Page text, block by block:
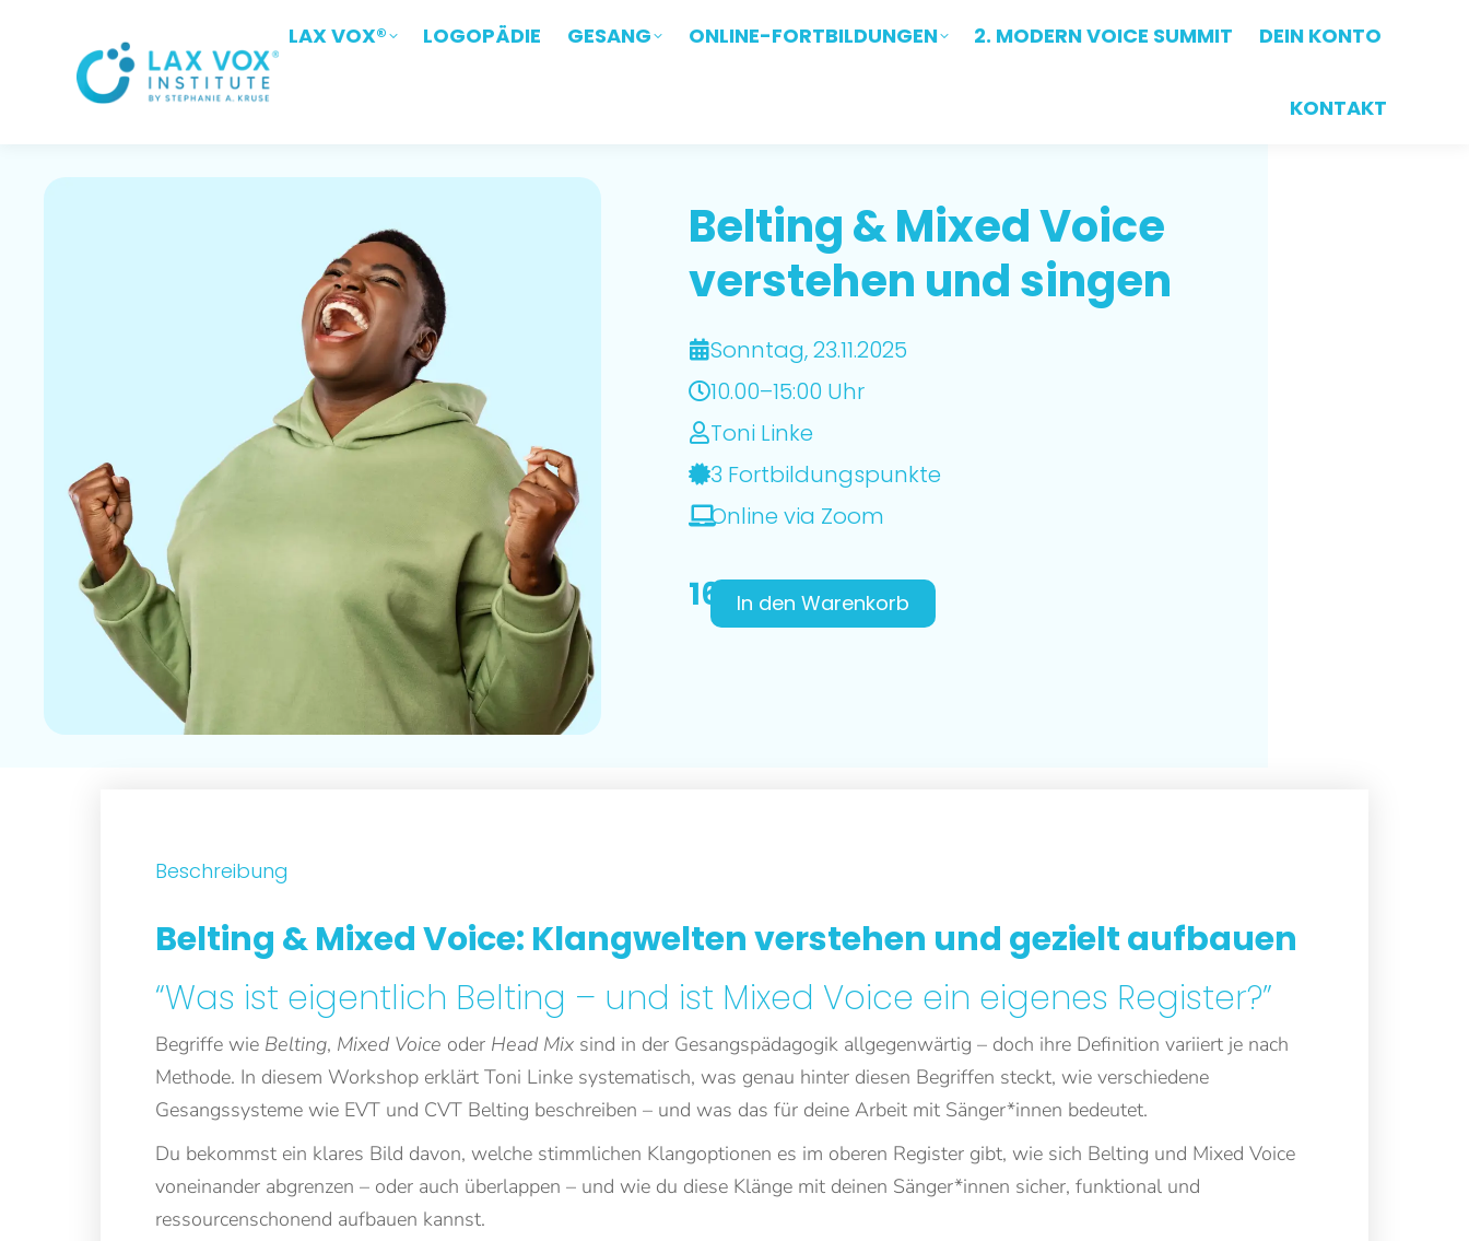
LAX VOX® LOGOPÄDIE GESANG ONLINE-FORTBILDUNGEN 2. MODERN VOICE SUMMIT DEIN KONTO
KONTAKT
Belting & Mixed Voice
verstehen und singen
Sonntag, 23.11.2025
10.00–15:00 Uhr
Toni Linke
3 Fortbildungspunkte
Online via Zoom
165,00€
In den Warenkorb
Beschreibung
Belting & Mixed Voice: Klangwelten verstehen und gezielt aufbauen
“Was ist eigentlich Belting – und ist Mixed Voice ein eigenes Register?”
Begriffe wie Belting, Mixed Voice oder Head Mix sind in der Gesangspädagogik allgegenwärtig – doch ihre Definition variiert je nach
Methode. In diesem Workshop erklärt Toni Linke systematisch, was genau hinter diesen Begriffen steckt, wie verschiedene
Gesangssysteme wie EVT und CVT Belting beschreiben – und was das für deine Arbeit mit Sänger*innen bedeutet.
Du bekommst ein klares Bild davon, welche stimmlichen Klangoptionen es im oberen Register gibt, wie sich Belting und Mixed Voice
voneinander abgrenzen – oder auch überlappen – und wie du diese Klänge mit deinen Sänger*innen sicher, funktional und
ressourcenschonend aufbauen kannst.
LAX VOX® LOGOPÄDIE GESANG ONLINE-FORTBILDUNGEN 2. MODERN VOICE SUMMIT DEIN KONTO
KONTAKT